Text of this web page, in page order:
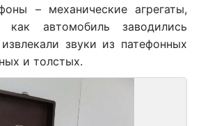
– механические агрегаты,
автомобиль заводились
звуки из патефонных
и толстых.